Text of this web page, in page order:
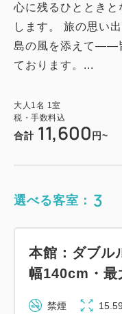
心に残るひととき
します。 旅の思い
島の風を添えて――
ております。...
大人 1名 1室
税・手数料込
合計 11,600 円~
選べる客室： 3
本館：ダブル
幅140cm・最
禁煙